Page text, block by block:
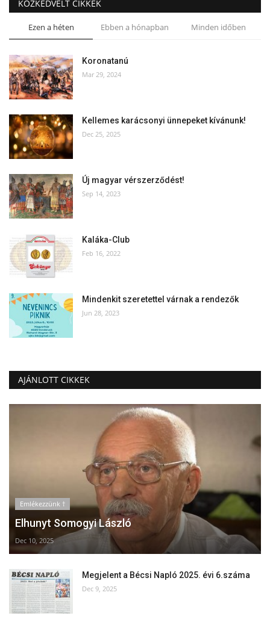
KÖZKEDVELT CIKKEK
Ezen a héten Ebben a hónapban Minden időben
Koronatanú
Mar 29, 2024
Kellemes karácsonyi ünnepeket kívánunk!
Dec 25, 2025
Új magyar vérszerződést!
Sep 14, 2023
Kaláka-Club
Feb 16, 2022
Mindenkit szeretettel várnak a rendezők
Jun 28, 2023
AJÁNLOTT CIKKEK
Emlékezzünk †
Elhunyt Somogyi László
Dec 10, 2025
Megjelent a Bécsi Napló 2025. évi 6.száma
Dec 9, 2025